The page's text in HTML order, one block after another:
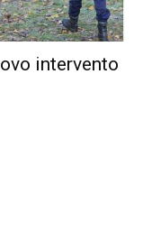
intervento